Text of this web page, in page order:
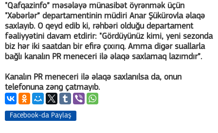
"Qafqazinfo” məsələyə münasibət öyrənmək üçün
"Xəbərlər” departamentinin müdiri Anar Şükürovla əlaqə
saxlayıb. O qeyd edib ki, rəhbəri olduğu departament
fəaliyyətini davam etdirir: "Gördüyünüz kimi, yeni sezonda
biz hər iki saatdan bir efirə çıxırıq. Amma digər suallarla
bağlı kanalın PR meneceri ilə əlaqə saxlamaq lazımdır”.
Kanalın PR meneceri ilə əlaqə saxlanılsa da, onun
telefonuna zəng çatmayıb.
Facebook-da Paylaş